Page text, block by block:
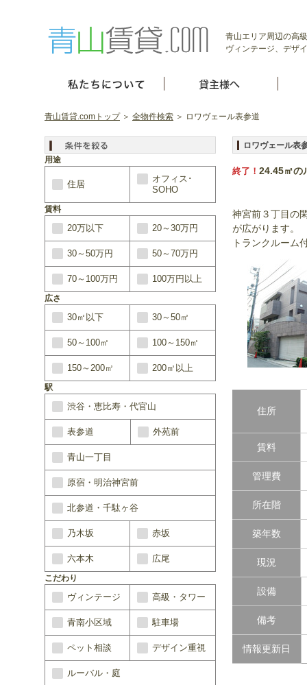
青山エリア周辺の高
ヴィンテージ、デザ
青山賃貸.comトップ＞ 全物件検索 ＞ ロワヴェール表参道
ロワヴェール表
終了！ 24.45㎡の
神宮前３丁目の
が広がります。
トランクルーム
住所
賃料
管理費
所在階
築年数
現況
設備
備考
情報更新日
用途
住居
オフィス･
SOHO
賃料
20万以下 20～30万円
30～50万円 50～70万円
70～100万円 100万円以上
広さ
30㎡以下 30～50㎡
50～100㎡ 100～150㎡
150～200㎡ 200㎡以上
駅
渋谷・恵比寿・代官山
表参道 外苑前
青山一丁目
原宿・明治神宮前
北参道・千駄ヶ谷
乃木坂 赤坂
六本木 広尾
こだわり
ヴィンテージ 高級・タワー
青南小区域 駐車場
ペット相談 デザイン重視
ルーバル・庭